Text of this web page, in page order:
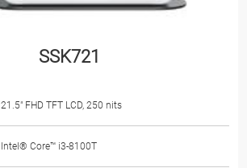
SSK721
21.5" FHD TFT LCD, 250 nits
Intel® Core™ i3-8100T